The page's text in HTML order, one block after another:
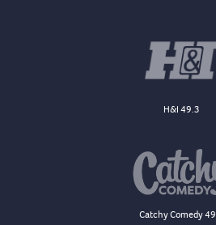
H&I 49.3
Catchy Comedy